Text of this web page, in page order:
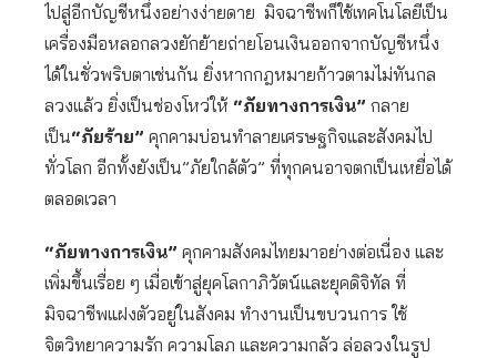
ไปสู่อีกบัญชีหนึ่งอย่างง่ายดาย มิจฉาชีพก็ใช้เทคโนโลยีเป็น
เครื่องมือหลอกลวงยักย้ายถ่ายโอนเงินออกจากบัญชีหนึ่ง
ได้ในชั่วพริบตาเช่นกัน ยิ่งหากกฎหมายก้าวตามไม่ทันกล
ลวงแล้ว ยิ่งเป็นช่องโหว่ให้ “ภัยทางการเงิน” กลาย
เป็น“ภัยร้าย” คุกคามบ่อนทำลายเศรษฐกิจและสังคมไป
ทั่วโลก อีกทั้งยังเป็น”ภัยใกล้ตัว” ที่ทุกคนอาจตกเป็นเหยื่อได้
ตลอดเวลา
“ภัยทางการเงิน” คุกคามสังคมไทยมาอย่างต่อเนื่อง และ
เพิ่มขึ้นเรื่อย ๆ เมื่อเข้าสู่ยุคโลกาภิวัตน์และยุคดิจิทัล ที่
มิจฉาชีพแฝงตัวอยู่ในสังคม ทำงานเป็นขบวนการ ใช้
จิตวิทยาความรัก ความโลภ และความกลัว ล่อลวงในรูป